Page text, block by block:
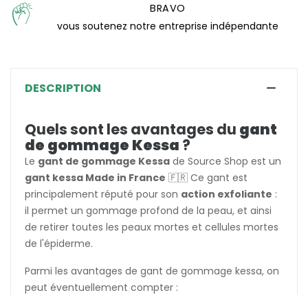
BRAVO
vous soutenez notre entreprise indépendante
DESCRIPTION
Quels sont les avantages du gant
de gommage Kessa ?
Le gant de gommage Kessa de Source Shop est un
gant kessa Made in France 🇫🇷 Ce gant est
principalement réputé pour son action exfoliante :
il permet un gommage profond de la peau, et ainsi
de retirer toutes les peaux mortes et cellules mortes
de l'épiderme.
Parmi les avantages de gant de gommage kessa, on
peut éventuellement compter :